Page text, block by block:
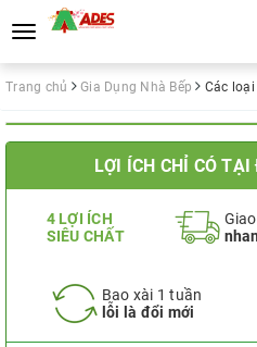
Toggle
navigation
Trang chủ Gia Dụng Nhà Bếp Các
LỢI ÍCH CHỈ CÓ
4 LỢI ÍCH
SIÊU CHẤT
Bao xài 1 tuần
lỗi là đổi mới